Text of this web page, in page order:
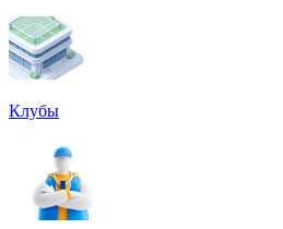
Клубы